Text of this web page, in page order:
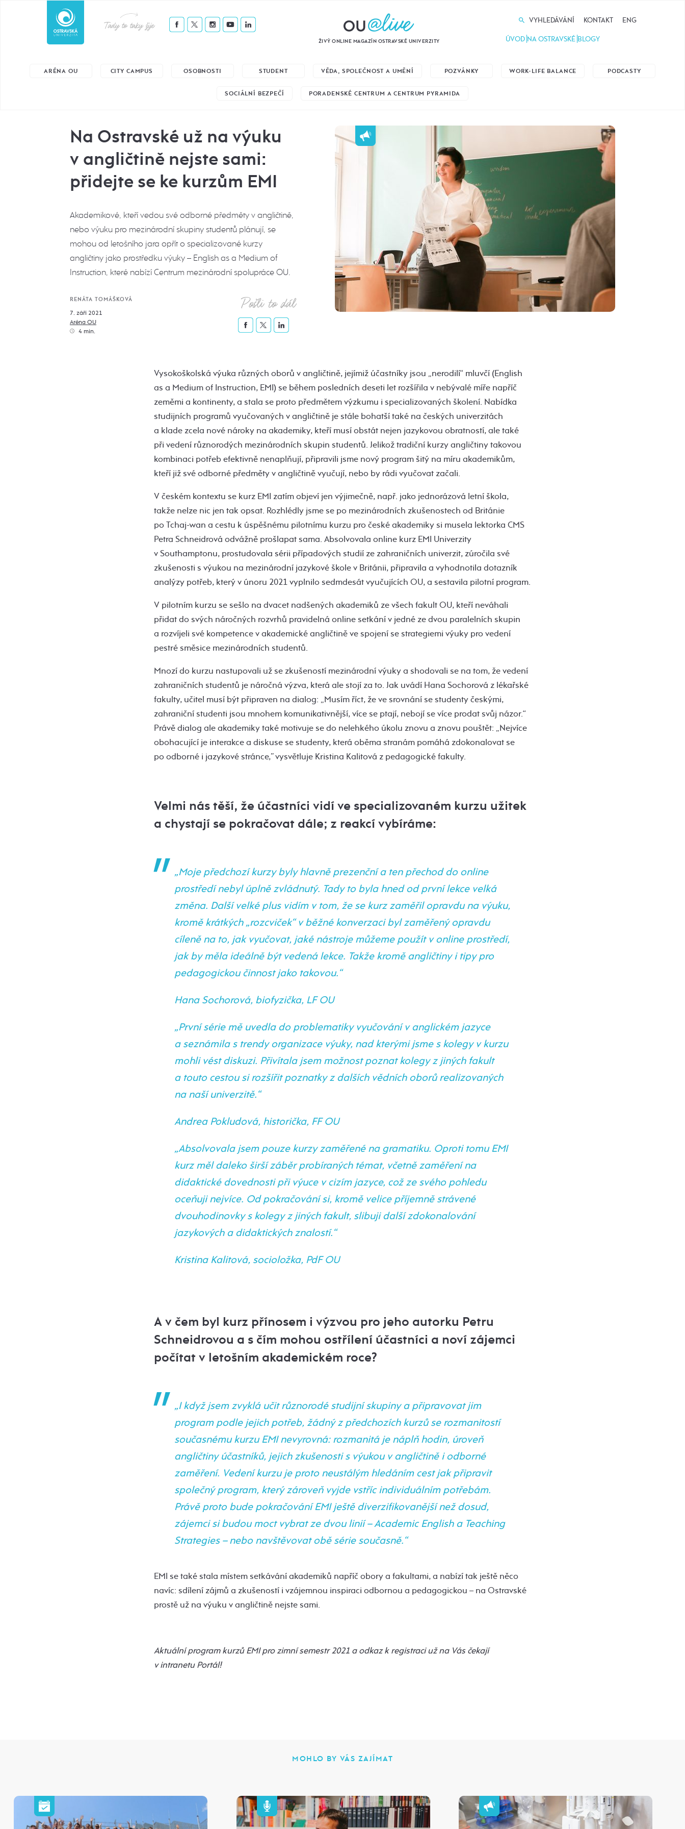
Tady to taky žije
ŽIVÝ ONLINE MAGAZÍN OSTRAVSKÉ UNIVERZITY
VYHLEDÁVÁNÍ KONTAKT ENG
ÚVOD NA OSTRAVSKÉ BLOGY
ARÉNA OU CITY CAMPUS OSOBNOSTI STUDENT VĚDA, SPOLEČNOST A UMĚNÍ POZVÁNKY WORK-LIFE BALANCE PODCASTY
SOCIÁLNÍ BEZPEČÍ PORADENSKÉ CENTRUM A CENTRUM PYRAMIDA
Na Ostravské už na výuku
v angličtině nejste sami:
přidejte se ke kurzům EMI
Akademikové, kteří vedou své odborné předměty v angličtině,
nebo výuku pro mezinárodní skupiny studentů plánují, se
mohou od letošního jara opřít o specializované kurzy
angličtiny jako prostředku výuky – English as a Medium of
Instruction, které nabízí Centrum mezinárodní spolupráce OU.
RENÁTA TOMÁŠKOVÁ
7. září 2021
Aréna OU
4 min.
Pošli to dál
Vysokoškolská výuka různých oborů v angličtině, jejímiž účastníky jsou „nerodilí“ mluvčí (English
as a Medium of Instruction, EMI) se během posledních deseti let rozšířila v nebývalé míře napříč
zeměmi a kontinenty, a stala se proto předmětem výzkumu i specializovaných školení. Nabídka
studijních programů vyučovaných v angličtině je stále bohatší také na českých univerzitách
a klade zcela nové nároky na akademiky, kteří musí obstát nejen jazykovou obratností, ale také
při vedení různorodých mezinárodních skupin studentů. Jelikož tradiční kurzy angličtiny takovou
kombinaci potřeb efektivně nenaplňují, připravili jsme nový program šitý na míru akademikům,
kteří již své odborné předměty v angličtině vyučují, nebo by rádi vyučovat začali.
V českém kontextu se kurz EMI zatím objeví jen výjimečně, např. jako jednorázová letní škola,
takže nelze nic jen tak opsat. Rozhlédly jsme se po mezinárodních zkušenostech od Británie
po Tchaj-wan a cestu k úspěšnému pilotnímu kurzu pro české akademiky si musela lektorka CMS
Petra Schneidrová odvážně prošlapat sama. Absolvovala online kurz EMI Univerzity
v Southamptonu, prostudovala sérii případových studií ze zahraničních univerzit, zúročila své
zkušenosti s výukou na mezinárodní jazykové škole v Británii, připravila a vyhodnotila dotazník
analýzy potřeb, který v únoru 2021 vyplnilo sedmdesát vyučujících OU, a sestavila pilotní program.
V pilotním kurzu se sešlo na dvacet nadšených akademiků ze všech fakult OU, kteří neváhali
přidat do svých náročných rozvrhů pravidelná online setkání v jedné ze dvou paralelních skupin
a rozvíjeli své kompetence v akademické angličtině ve spojení se strategiemi výuky pro vedení
pestré směsice mezinárodních studentů.
Mnozí do kurzu nastupovali už se zkušeností mezinárodní výuky a shodovali se na tom, že vedení
zahraničních studentů je náročná výzva, která ale stojí za to. Jak uvádí Hana Sochorová z lékařské
fakulty, učitel musí být připraven na dialog: „Musím říct, že ve srovnání se studenty českými,
zahraniční studenti jsou mnohem komunikativnější, více se ptají, nebojí se více prodat svůj názor.“
Právě dialog ale akademiky také motivuje se do nelehkého úkolu znovu a znovu pouštět: „Nejvíce
obohacující je interakce a diskuse se studenty, která oběma stranám pomáhá zdokonalovat se
po odborné i jazykové stránce,” vysvětluje Kristina Kalitová z pedagogické fakulty.
Velmi nás těší, že účastníci vidí ve specializovaném kurzu užitek
a chystají se pokračovat dále; z reakcí vybíráme:
„Moje předchozí kurzy byly hlavně prezenční a ten přechod do online
prostředí nebyl úplně zvládnutý. Tady to byla hned od první lekce velká
změna. Další velké plus vidím v tom, že se kurz zaměřil opravdu na výuku,
kromě krátkých „rozcviček“ v běžné konverzaci byl zaměřený opravdu
cíleně na to, jak vyučovat, jaké nástroje můžeme použít v online prostředí,
jak by měla ideálně být vedená lekce. Takže kromě angličtiny i tipy pro
pedagogickou činnost jako takovou.“
Hana Sochorová, biofyzička, LF OU
„První série mě uvedla do problematiky vyučování v anglickém jazyce
a seznámila s trendy organizace výuky, nad kterými jsme s kolegy v kurzu
mohli vést diskuzi. Přivítala jsem možnost poznat kolegy z jiných fakult
a touto cestou si rozšířit poznatky z dalších vědních oborů realizovaných
na naší univerzitě.“
Andrea Pokludová, historička, FF OU
„Absolvovala jsem pouze kurzy zaměřené na gramatiku. Oproti tomu EMI
kurz měl daleko širší záběr probíraných témat, včetně zaměření na
didaktické dovednosti při výuce v cizím jazyce, což ze svého pohledu
oceňuji nejvíce. Od pokračování si, kromě velice příjemně strávené
dvouhodinovky s kolegy z jiných fakult, slibuji další zdokonalování
jazykových a didaktických znalostí.“
Kristina Kalitová, socioložka, PdF OU
A v čem byl kurz přínosem i výzvou pro jeho autorku Petru
Schneidrovou a s čím mohou ostřílení účastníci a noví zájemci
počítat v letošním akademickém roce?
„I když jsem zvyklá učit různorodé studijní skupiny a připravovat jim
program podle jejich potřeb, žádný z předchozích kurzů se rozmanitostí
současnému kurzu EMI nevyrovná: rozmanitá je náplň hodin, úroveň
angličtiny účastníků, jejich zkušenosti s výukou v angličtině i odborné
zaměření. Vedení kurzu je proto neustálým hledáním cest jak připravit
společný program, který zároveň vyjde vstříc individuálním potřebám.
Právě proto bude pokračování EMI ještě diverzifikovanější než dosud,
zájemci si budou moct vybrat ze dvou linií – Academic English a Teaching
Strategies – nebo navštěvovat obě série současně.“
EMI se také stala místem setkávání akademiků napříč obory a fakultami, a nabízí tak ještě něco
navíc: sdílení zájmů a zkušeností i vzájemnou inspiraci odbornou a pedagogickou – na Ostravské
prostě už na výuku v angličtině nejste sami.
Aktuální program kurzů EMI pro zimní semestr 2021 a odkaz k registraci už na Vás čekají
v intranetu Portál!
MOHLO BY VÁS ZAJÍMAT